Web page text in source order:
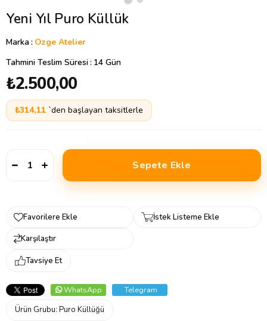
Yeni Yıl Puro Küllük
Marka: Ozge Atelier
Tahmini Teslim Süresi: 14 Gün
₺2.500,00
₺314,11 `den başlayan taksitlerle
Favorilere Ekle
İstek Listeme Ekle
Karşılaştır
Tavsiye Et
WhatsApp
Telegram
Ürün Grubu: Puro Küllüğü